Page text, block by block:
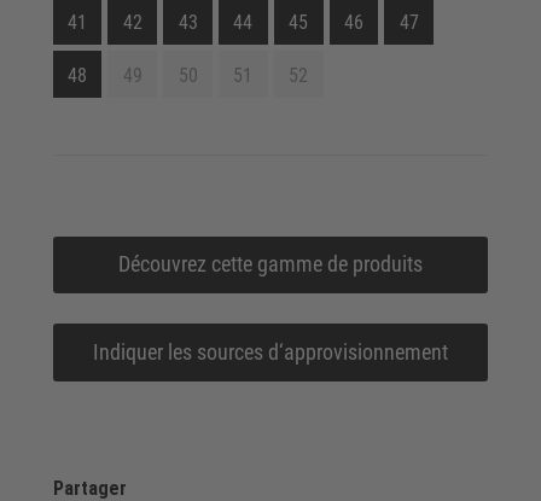
41 42 43 44 45 46 47
48 49 50 51 52
Découvrez cette gamme de produits
Indiquer les sources d‘approvisionnement
Partager